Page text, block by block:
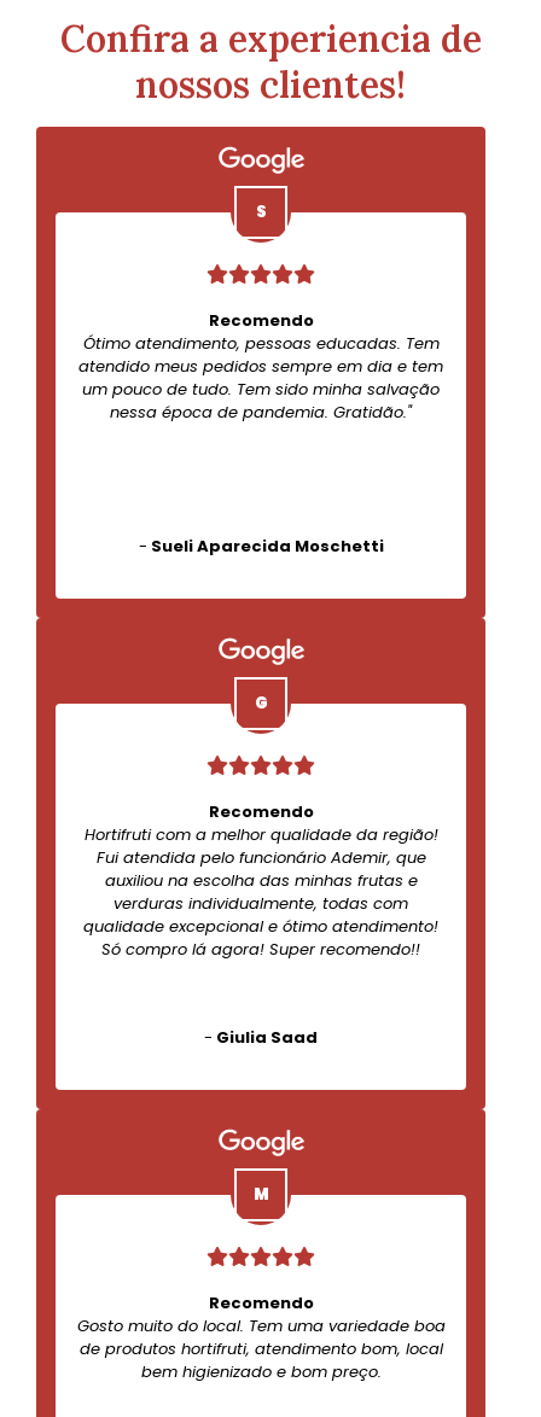
Confira a experiencia de
nossos clientes!
Recomendo
Ótimo atendimento, pessoas educadas. Tem
atendido meus pedidos sempre em dia e tem
um pouco de tudo. Tem sido minha salvação
nessa época de pandemia. Gratidão."
- Sueli Aparecida Moschetti
Recomendo
Hortifruti com a melhor qualidade da região!
Fui atendida pelo funcionário Ademir, que
auxiliou na escolha das minhas frutas e
verduras individualmente, todas com
qualidade excepcional e ótimo atendimento!
Só compro lá agora! Super recomendo!!
- Giulia Saad
Recomendo
Gosto muito do local. Tem uma variedade boa
de produtos hortifruti, atendimento bom, local
bem higienizado e bom preço.